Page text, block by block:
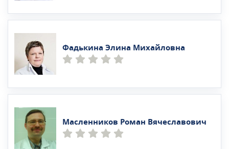
Фадькина Элина Михайловна
Масленников Роман Вячеславович